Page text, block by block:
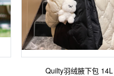
Quilty羽绒腋下包 14L